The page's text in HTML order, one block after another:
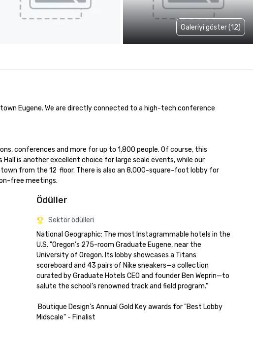
Galeriyi göster (12)
Eugene. We are directly connected to a high-tech conference
conferences and more for up to 1,800 people. Of course, this
is another excellent choice for large scale events, while our
from the 12  floor. There is also an 8,000-square-foot lobby for
free meetings.
Ödüller
Sektör ödülleri
National Geographic: The most Instagrammable hotels in the
U.S. "Oregon’s 275-room Graduate Eugene, near the
University of Oregon. Its lobby showcases a Titans
scoreboard and 43 pairs of Nike sneakers—a collection
curated by Graduate Hotels CEO and founder Ben Weprin—to
salute the school’s renowned track and field program.”
Boutique Design's Annual Gold Key awards for "Best Lobby